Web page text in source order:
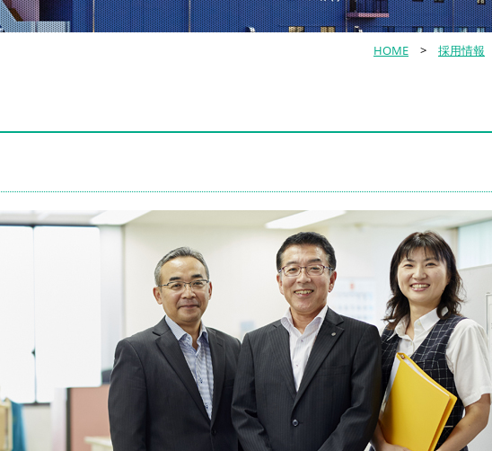
HOME > 採用情報